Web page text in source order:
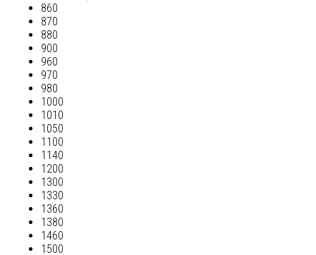
860
870
880
900
960
970
980
1000
1010
1050
1100
1140
1200
1300
1330
1360
1380
1460
1500